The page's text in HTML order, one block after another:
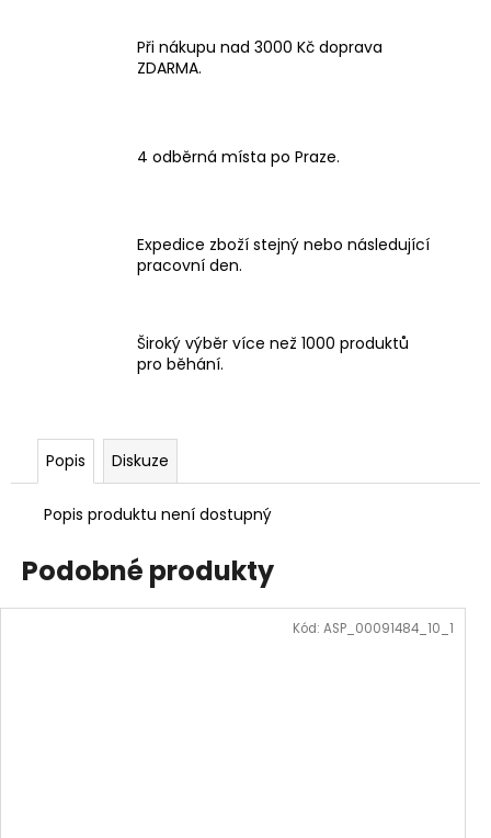
Při nákupu nad 3000 Kč doprava
ZDARMA.
4 odběrná místa po Praze.
Expedice zboží stejný nebo následující
pracovní den.
Široký výběr více než 1000 produktů
pro běhání.
Popis Diskuze
Popis produktu není dostupný
Podobné produkty
Kód: ASP_00091484_10_1